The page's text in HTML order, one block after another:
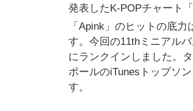
発表したK-POPチャート
「Apink」のヒットの底
す。今回の11thミニアル
にランクインしました。
ポールのiTunesトップソ
す。